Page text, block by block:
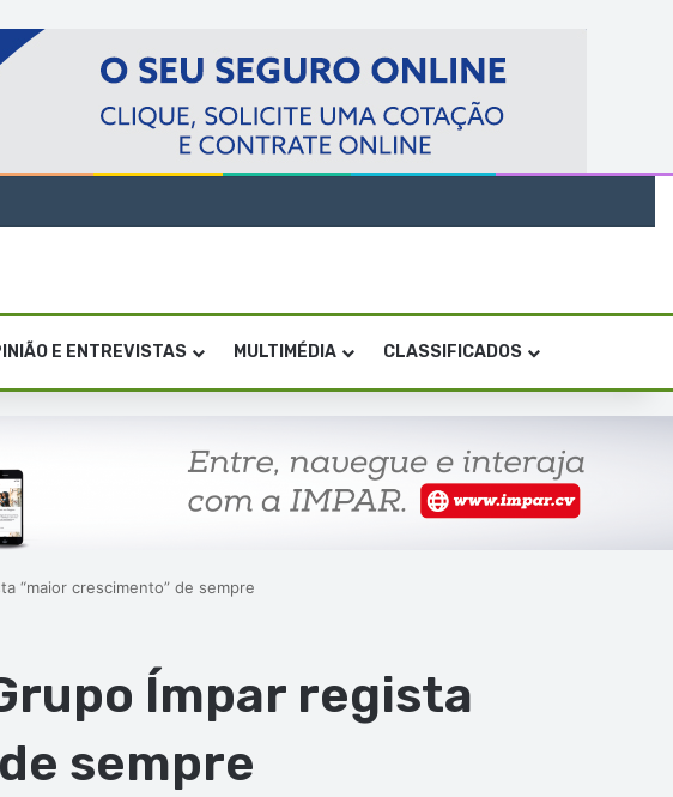
E ENTREVISTAS MULTIMÉDIA CLASSIFICADOS
“maior crescimento” de sempre
Ímpar regista
sempre